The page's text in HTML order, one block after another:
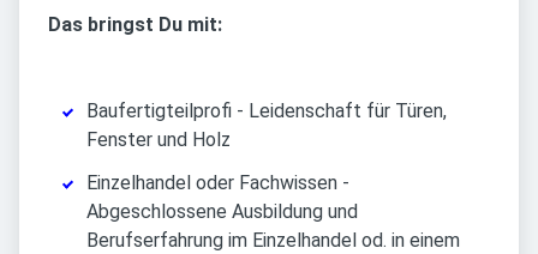
Das bringst Du mit:
Baufertigteilprofi - Leidenschaft für Türen,
Fenster und Holz
Einzelhandel oder Fachwissen -
Abgeschlossene Ausbildung und
Berufserfahrung im Einzelhandel od. in einem